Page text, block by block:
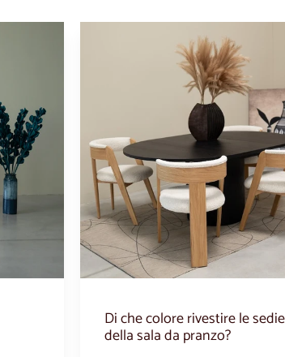
Di che colore rivestire le sedie
della sala da pranzo?